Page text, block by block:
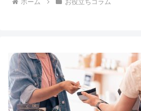
ホーム お役立ちコラム